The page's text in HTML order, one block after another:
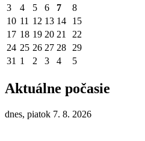
3 4 5 6 7 8
10 11 12 13 14 15
17 18 19 20 21 22
24 25 26 27 28 29
31 1 2 3 4 5
Aktuálne počasie
dnes, piatok 7. 8. 2026